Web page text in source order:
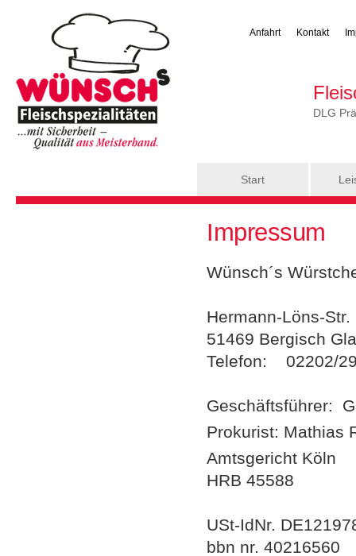
Anfahrt Kontakt
DLG
Start
Impressum
Wünsch´s
Hermann-Löns-
51469 Bergisch
Telefon: 02202/
Geschäftsführer:
Prokurist: Mathias
Amtsgericht Köln
HRB 45588
USt-IdNr.
bbn nr. 40216560